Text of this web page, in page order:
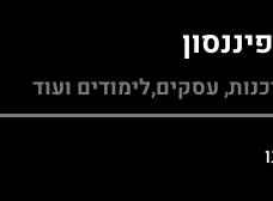
עסקים,לימודים ועוד